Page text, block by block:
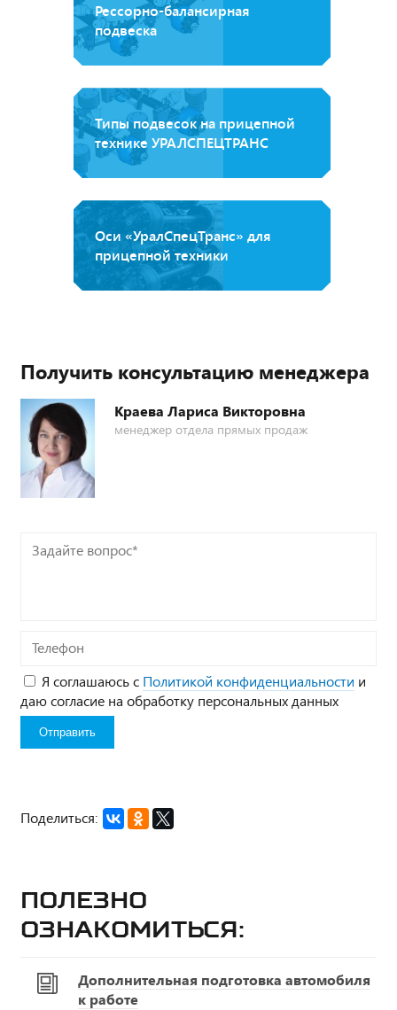
Рессорно-балансирная
подвеска
Типы подвесок на прицепной
технике УРАЛСПЕЦТРАНС
Оси «УралСпецТранс» для
прицепной техники
Получить консультацию менеджера
Краева Лариса Викторовна
менеджер отдела прямых продаж
Задайте
Телефон
Я соглашаюсь с Политикой конфиденциальности и
даю согласие на обработку персональных данных
Поделиться:
Полезно
ознакомиться:
Дополнительная подготовка автомобиля
к работе